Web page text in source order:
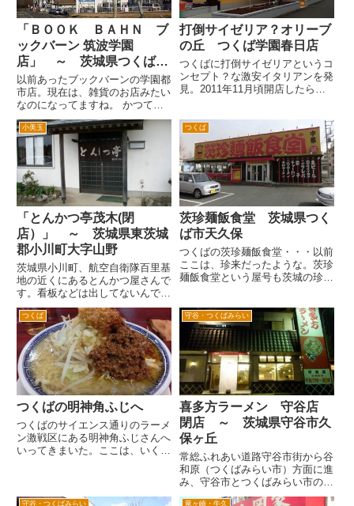
「ＢＯＯＫ ＢＡＨＮ ブ
ックバーン 筑波学園
店」 ～ 茨城県つくば市
天久保 ※閉店してます
以前あったブックバーンの学園都
市店。現在は、雑貨のお店みたい
なのになってますね。 かつて存
在したブックバーンつくば学園店
です。場所は、茨城県つくば市天
久保付近。 筑波大学キャンパス
の松見口のそばです。画面奥の信
号の先が松見口です。手前のコ
ン...
打倒サイゼリア？オリーブ
の丘 つくば学園春日店
つくばに打倒サイゼリアというコ
ンセプト？な激安イタリアンを発
見。2011年11月頃開店したらし
は、ず～っとココス春日店が、あ
った場所。残念ながら閉店してし
まったようだ。ココスといえば...
小美玉
「とんかつ亭茂木(閉
店）」 ～ 茨城県東茨城
郡小川町大字山野
茨城県小川町、航空自衛隊百里基
地の近くにあるとんかつ屋さんで
す。看板などは出してないんです
が、航空ファンのみなさまはご存
知のお店じゃないかなと思いま
す。 というのも国道6号方面から
百里基地に行く際、右へ行くと０
３エンド、左へ行くと２１エン
ド...
つくば
茨珍麺飯食堂 茨城県つく
ば市天久保
つくばの茨珍麺飯食堂・・・以前
ここは、珍来だったような。茨珍
麺飯食堂という屋号も茨城の珍
博物館つくば実験植物園。 「年
中無休 ナベフリ中」というの
が、いいですね。中華といえば鍋
振り...
つくば
つくばの明神角ふじへ
つくばのサイエンス通りのラーメ
ン激戦区にある明神角ふじさんへ
いってきまいた。ここは、いく度
たまたまだろうか。 すいている
守谷・つくばみらい
喜多方ラーメン 守谷店
閉店 ～ 茨城県守谷市久
保ヶ丘
常総ふれあい道路守谷市街から谷
和原（つくばみらい市）方面に進
み、守谷市とつくばみらい市の境
付近の右手にあるラーメン屋さん
守谷・つくばみらい 竜ヶ崎・牛久